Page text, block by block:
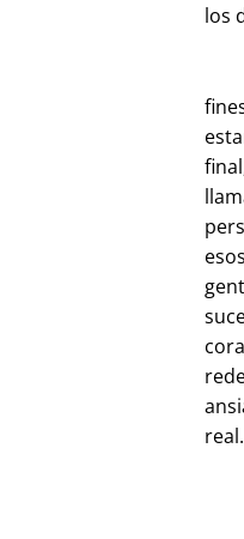
los
real.